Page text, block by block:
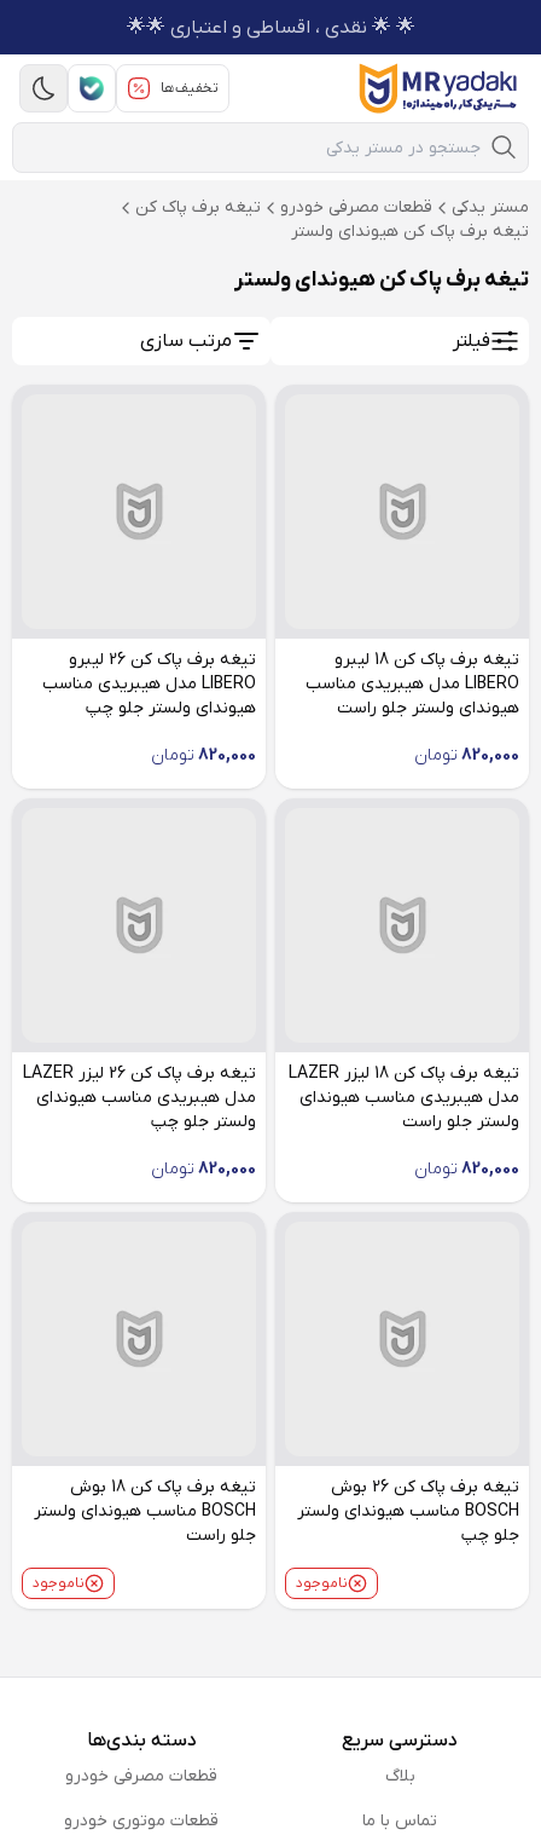
🌟 🌟 نقدی ، اقساطی و اعتباری 🌟🌟
تخفیف‌ها
Mobile Search
مستر یدکی قطعات مصرفی خودرو
تیغه برف پاک کن
تیغه برف پاک کن هیوندای ولستر
تیغه برف پاک کن هیوندای ولستر
فیلتر مرتب سازی
تیغه برف پاک کن 18 لیبرو
LIBERO مدل هیبریدی مناسب
هیوندای ولستر جلو راست
820,000 تومان
تیغه برف پاک کن 26 لیبرو
LIBERO مدل هیبریدی مناسب
هیوندای ولستر جلو چپ
820,000 تومان
تیغه برف پاک کن 18 لیزر LAZER
مدل هیبریدی مناسب هیوندای
ولستر جلو راست
820,000 تومان
تیغه برف پاک کن 26 لیزر LAZER
مدل هیبریدی مناسب هیوندای
ولستر جلو چپ
820,000 تومان
تیغه برف پاک کن 26 بوش
BOSCH مناسب هیوندای ولستر
جلو چپ
ناموجود
تیغه برف پاک کن 18 بوش
BOSCH مناسب هیوندای ولستر
جلو راست
ناموجود
دسترسی سریع
بلاگ
تماس با ما
دسته بندی‌ها
قطعات مصرفی خودرو
قطعات موتوری خودرو